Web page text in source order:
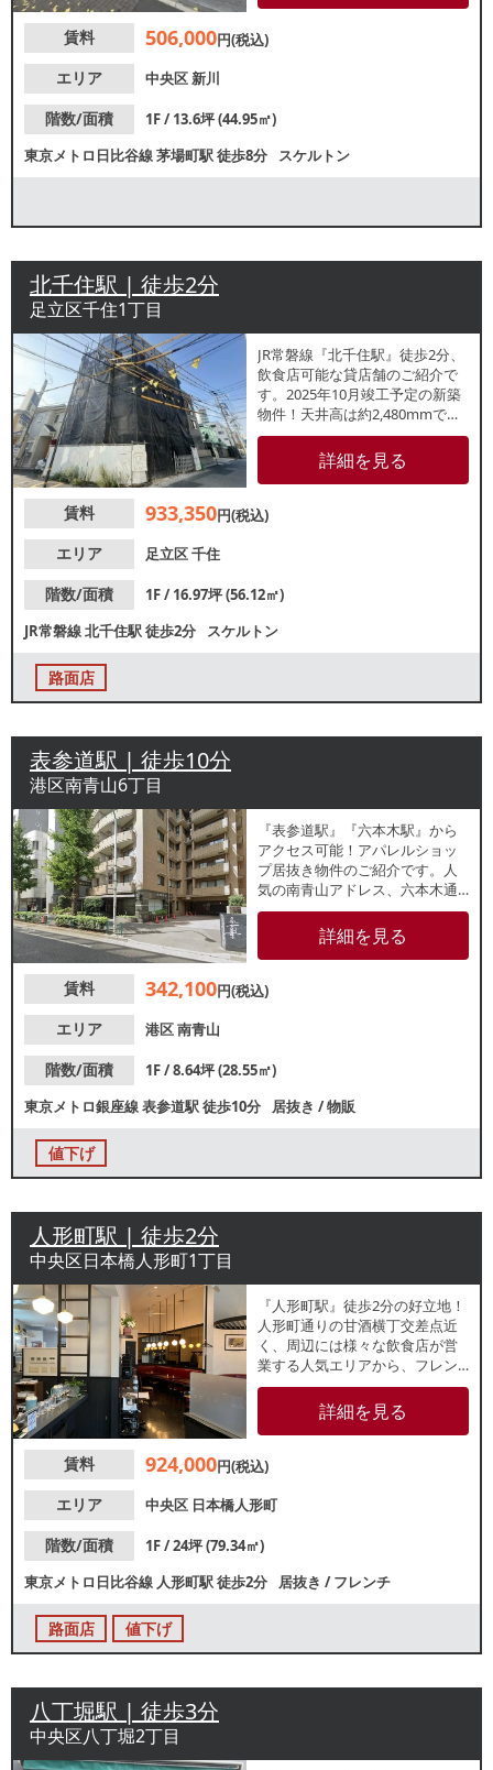
問合せください。
賃料 506,000円(税込)
エリア
中央区新川
階数/面積
1F / 13.6坪 (44.95㎡)
東京メトロ日比谷線茅場町駅徒歩8分 スケルトン
北千住駅 | 徒歩2分
足立区千住1丁目
JR常磐線『北千住駅』徒歩2分、
飲食店可能な貸店舗のご紹介で
す。2025年10月竣工予定の新築
物件！天井高は約2,480mmで
す。前面ガラス張りで視認性良
好な路面店！各種重飲食ご相談
可能ですので、お気軽にお問合
詳細を見る
賃料 933,350円(税込)
エリア
足立区千住
階数/面積
1F / 16.97坪 (56.12㎡)
JR常磐線北千住駅徒歩2分 スケルトン
路面店
表参道駅 | 徒歩10分
港区南青山6丁目
『表参道駅』『六本木駅』から
アクセス可能！アパレルショッ
プ居抜き物件のご紹介です。人
気の南青山アドレス、六本木通
り沿いの1階路面店舗。周辺は住
居のなかに店舗が点在する落ち
着いた立地です。諸条件等、お
詳細を見る
賃料 342,100円(税込)
エリア
港区南青山
階数/面積
1F / 8.64坪 (28.55㎡)
東京メトロ銀座線表参道駅徒歩10分 居抜き /物販
値下げ
人形町駅 | 徒歩2分
中央区日本橋人形町1丁目
『人形町駅』徒歩2分の好立地！
人形町通りの甘酒横丁交差点近
く、周辺には様々な飲食店が営
業する人気エリアから、フレン
チ居抜き物件のご紹介です。1階
路面で視認性が高く、内装は天
井高のあるおしゃれで落ち着い
内はテーブル28席を配置し、レ
に対応可能です。ランチ・ディ
アで出店のチャンスです！
詳細を見る
賃料 924,000円(税込)
エリア
中央区 日本橋人形町
階数/面積
1F / 24坪 (79.34㎡)
東京メトロ日比谷線 人形町駅徒歩2分 居抜き /フレンチ
路面店 値下げ
八丁堀駅 | 徒歩3分
中央区八丁堀2丁目